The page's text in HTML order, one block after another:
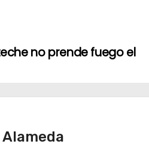
no prende fuego el
Alameda